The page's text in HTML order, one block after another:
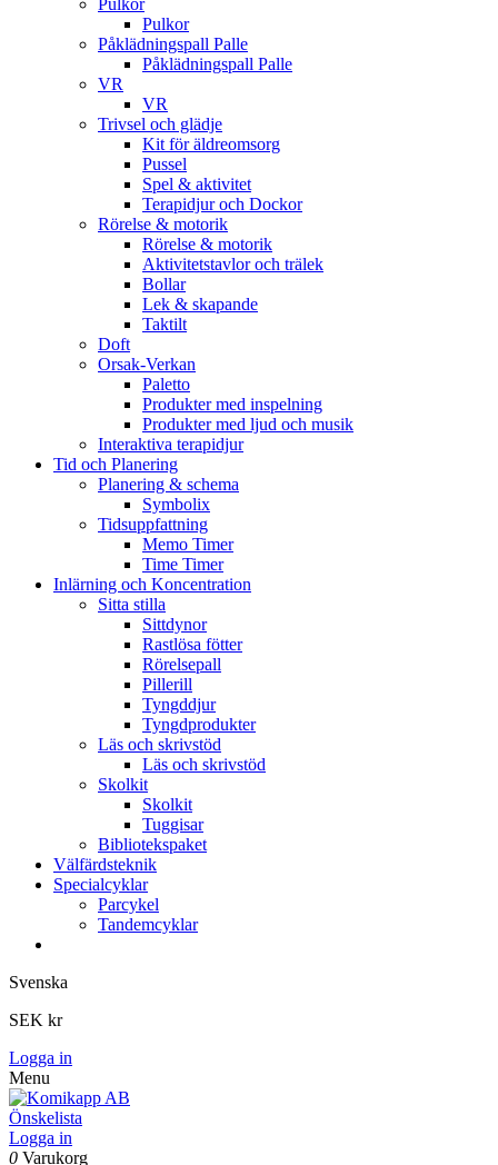
Pulkor
Påklädningspall Palle
Påklädningspall Palle
VR
VR
Trivsel och glädje
Kit för äldreomsorg
Pussel
Spel & aktivitet
Terapidjur och Dockor
Rörelse & motorik
Rörelse & motorik
Aktivitetstavlor och trälek
Bollar
Lek & skapande
Taktilt
Doft
Orsak-Verkan
Paletto
Produkter med inspelning
Produkter med ljud och musik
Interaktiva terapidjur
Tid och Planering
Planering & schema
Symbolix
Tidsuppfattning
Memo Timer
Time Timer
Inlärning och Koncentration
Sitta stilla
Sittdynor
Rastlösa fötter
Rörelsepall
Pillerill
Tyngddjur
Tyngdprodukter
Läs och skrivstöd
Läs och skrivstöd
Skolkit
Skolkit
Tuggisar
Bibliotekspaket
Välfärdsteknik
Specialcyklar
Parcykel
Tandemcyklar
Svenska
SEK kr
Logga in
Menu
Önskelista
Logga in
0 Varukorg